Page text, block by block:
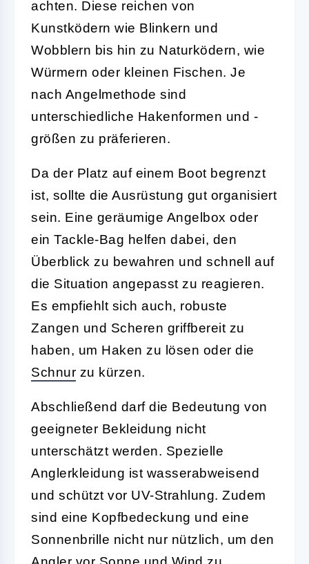
achten. Diese reichen von
Kunstködern wie Blinkern und
Wobblern bis hin zu Naturködern, wie
Würmern oder kleinen Fischen. Je
nach Angelmethode sind
unterschiedliche Hakenformen und -
größen zu präferieren.
Da der Platz auf einem Boot begrenzt
ist, sollte die Ausrüstung gut organisiert
sein. Eine geräumige Angelbox oder
ein Tackle-Bag helfen dabei, den
Überblick zu bewahren und schnell auf
die Situation angepasst zu reagieren.
Es empfiehlt sich auch, robuste
Zangen und Scheren griffbereit zu
haben, um Haken zu lösen oder die
Schnur zu kürzen.
Abschließend darf die Bedeutung von
geeigneter Bekleidung nicht
unterschätzt werden. Spezielle
Anglerkleidung ist wasserabweisend
und schützt vor UV-Strahlung. Zudem
sind eine Kopfbedeckung und eine
Sonnenbrille nicht nur nützlich, um den